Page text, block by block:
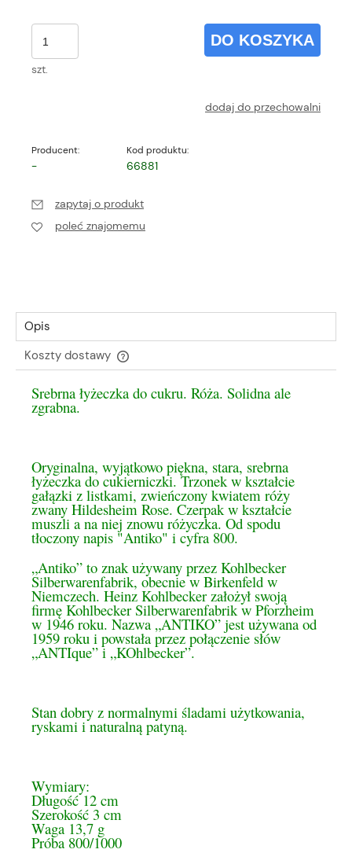
szt.
DO KOSZYKA
dodaj do przechowalni
Producent:
-
Kod produktu:
66881
zapytaj o produkt
poleć znajomemu
Opis
Koszty dostawy
Cena nie zawiera ewentualnych kosztów płatności
Srebrna łyżeczka do cukru. Róża. Solidna ale
zgrabna.
Oryginalna, wyjątkowo piękna, stara, srebrna
łyżeczka do cukierniczki. Trzonek w kształcie
gałązki z listkami, zwieńczony kwiatem róży
zwany Hildesheim Rose. Czerpak w kształcie
muszli a na niej znowu różyczka. Od spodu
tłoczony napis "Antiko" i cyfra 800.
„Antiko” to znak używany przez Kohlbecker
Silberwarenfabrik, obecnie w Birkenfeld w
Niemczech. Heinz Kohlbecker założył swoją
firmę Kohlbecker Silberwarenfabrik w Pforzheim
w 1946 roku. Nazwa „ANTIKO” jest używana od
1959 roku i powstała przez połączenie słów
„ANTIque” i „KOhlbecker”.
Stan dobry z normalnymi śladami użytkowania,
ryskami i naturalną patyną.
Wymiary:
Długość 12 cm
Szerokość 3 cm
Waga 13,7 g
Próba 800/1000